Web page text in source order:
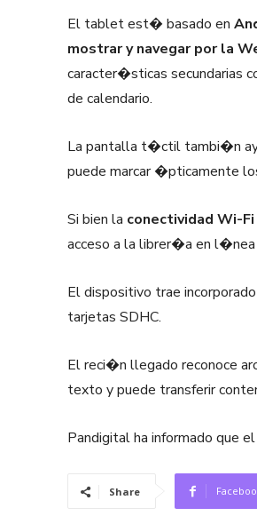
El tablet est� basado en
mostrar y navegar por la
caracter�sticas secundarias
de calendario.
La pantalla t�ctil tambi�n
puede marcar �pticamente
Si bien la conectividad Wi-
acceso a la librer�a en
El dispositivo trae
tarjetas SDHC.
El reci�n llegado reconoce
texto y puede transferir
Pandigital ha informado que
Share